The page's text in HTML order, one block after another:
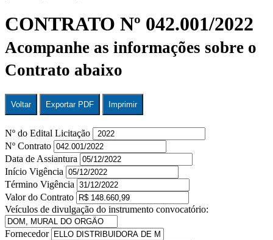
CONTRATO Nº 042.001/2022
Acompanhe as informações sobre o
Contrato abaixo
Voltar Exportar PDF Imprimir
Nº do Edital Licitação
Nº Contrato
Data de Assiantura
Início Vigência
Término Vigência
Valor do Contrato
Veículos de divulgação do instrumento convocatório:
Fornecedor